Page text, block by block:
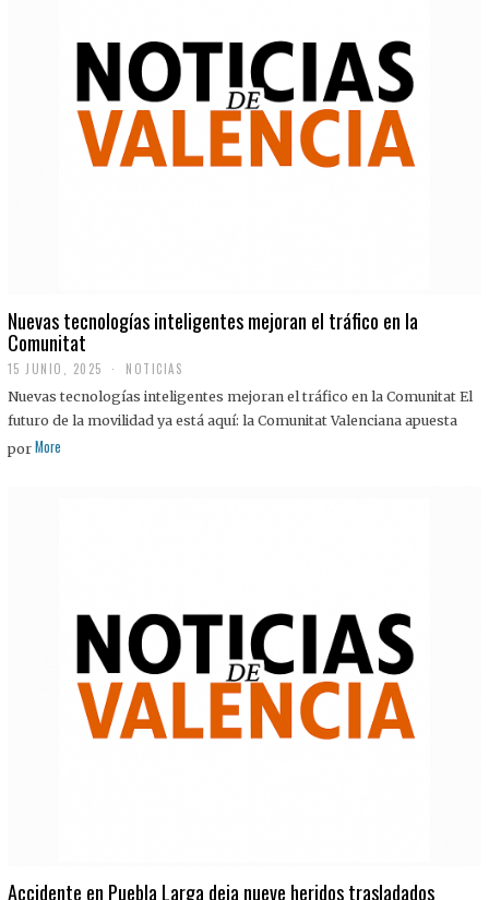
Nuevas tecnologías inteligentes mejoran el tráfico en la
Comunitat
15 JUNIO, 2025 NOTICIAS
Nuevas tecnologías inteligentes mejoran el tráfico en la Comunitat El
futuro de la movilidad ya está aquí: la Comunitat Valenciana apuesta
por More
Accidente en Puebla Larga deja nueve heridos trasladados